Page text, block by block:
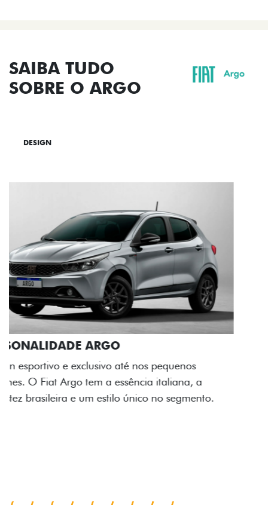
SAIBA TUDO
SOBRE O ARGO
DESIGN
ACABAMENTO E DESIGN INTERNO
A flag italiana e o novo logo Fiat também aparecem
no interior do carro, que possui acabamento
impecável e detalhes escurecidos.